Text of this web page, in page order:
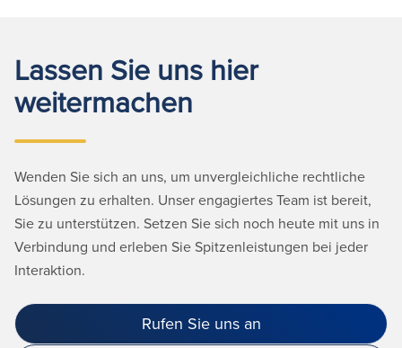
Lassen Sie uns hier
weitermachen
Wenden Sie sich an uns, um unvergleichliche rechtliche
Lösungen zu erhalten. Unser engagiertes Team ist bereit,
Sie zu unterstützen. Setzen Sie sich noch heute mit uns in
Verbindung und erleben Sie Spitzenleistungen bei jeder
Interaktion.
Rufen Sie uns an